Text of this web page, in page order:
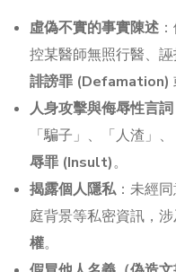
虛偽不實的事實陳述
控某醫師無照行醫、
誹謗罪 (Defamation)
人身攻擊與侮辱性言詞
「騙子」、「人渣」
辱罪 (Insult)。
揭露個人隱私：未經
庭背景等私密資訊，涉
權。